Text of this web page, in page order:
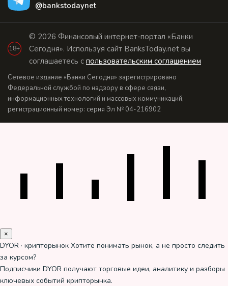
@bankstodaynet
18+
© 2026 Финансовый интернет-портал «Банки
Сегодня». Используя сайт BanksToday.net вы
соглашаетесь с пользовательским соглашением
Сетевое издание «Банки Сегодня» зарегистрировано
Федеральной службой по надзору в сфере связи,
информационных технологий и массовых коммуникаций,
регистрационный номер: серия Эл № 04-216902
×
DYOR · крипторынок Хотите понимать рынок, а не просто следить
за курсом?
Подписчики DYOR получают торговые идеи, аналитику и разборы
ключевых событий крипторынка.